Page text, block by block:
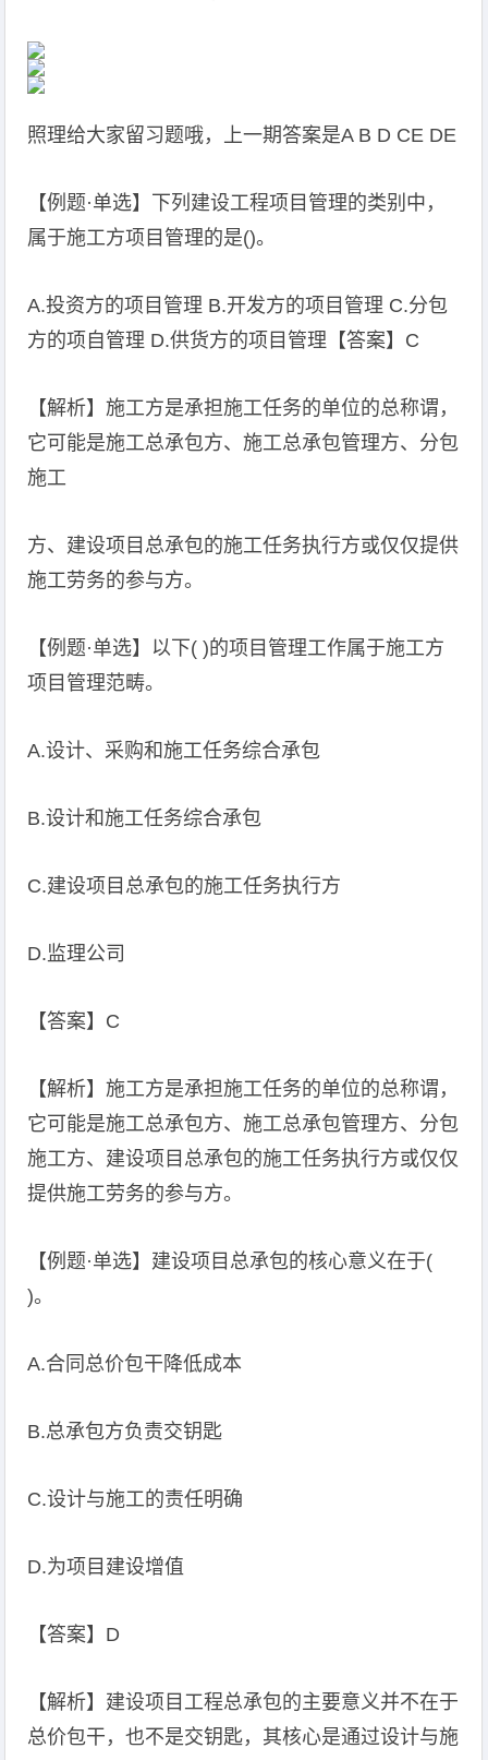
照理给大家留习题哦，上一期答案是A B D CE DE
【例题·单选】下列建设工程项目管理的类别中，
属于施工方项目管理的是()。
A.投资方的项目管理 B.开发方的项目管理 C.分包
方的项自管理 D.供货方的项目管理【答案】C
【解析】施工方是承担施工任务的单位的总称谓，
它可能是施工总承包方、施工总承包管理方、分包
施工
方、建设项目总承包的施工任务执行方或仅仅提供
施工劳务的参与方。
【例题·单选】以下( )的项目管理工作属于施工方
项目管理范畴。
A.设计、采购和施工任务综合承包
B.设计和施工任务综合承包
C.建设项目总承包的施工任务执行方
D.监理公司
【答案】C
【解析】施工方是承担施工任务的单位的总称谓，
它可能是施工总承包方、施工总承包管理方、分包
施工方、建设项目总承包的施工任务执行方或仅仅
提供施工劳务的参与方。
【例题·单选】建设项目总承包的核心意义在于(
)。
A.合同总价包干降低成本
B.总承包方负责交钥匙
C.设计与施工的责任明确
D.为项目建设增值
【答案】D
【解析】建设项目工程总承包的主要意义并不在于
总价包干，也不是交钥匙，其核心是通过设计与施